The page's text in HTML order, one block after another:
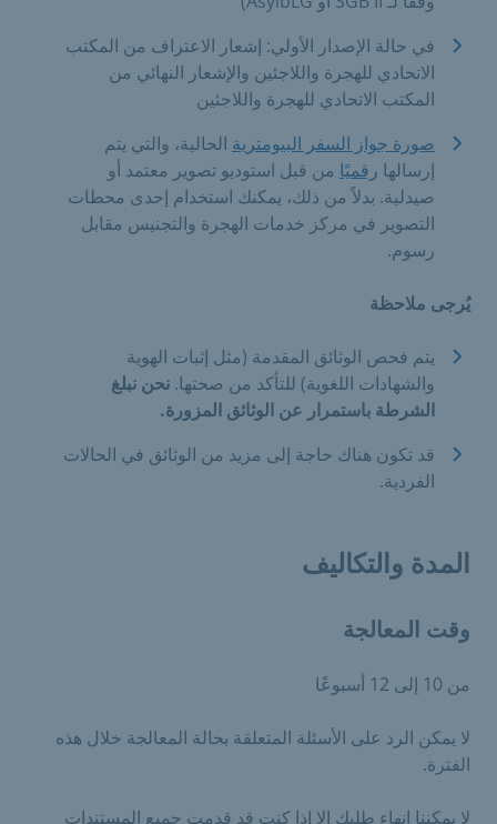
في حالة الإصدار الأولي: إشعار الاعتراف من المكتب
الاتحادي للهجرة واللاجئين والإشعار النهائي من
المكتب الاتحادي للهجرة واللاجئين
صورة جواز السفر البيومترية الحالية، والتي يتم
إرسالها رقميًا من قبل استوديو تصوير معتمد أو
صيدلية. بدلاً من ذلك، يمكنك استخدام إحدى محطات
التصوير في مركز خدمات الهجرة والتجنيس مقابل
رسوم.
يُرجى ملاحظة
يتم فحص الوثائق المقدمة (مثل إثبات الهوية
والشهادات اللغوية) للتأكد من صحتها. نحن نبلغ
الشرطة باستمرار عن الوثائق المزورة.
قد تكون هناك حاجة إلى مزيد من الوثائق في الحالات
الفردية.
المدة والتكاليف
وقت المعالجة
من 10 إلى 12 أسبوعًا
لا يمكن الرد على الأسئلة المتعلقة بحالة المعالجة خلال هذه
الفترة.
لا يمكننا إنهاء طلبك إلا إذا كنت قد قدمت جميع المستندات